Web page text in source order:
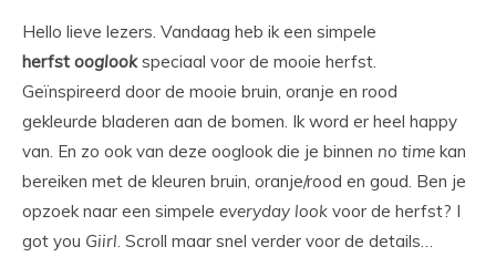
Hello lieve lezers. Vandaag heb ik een simpele
herfst ooglookspeciaal voor de mooie herfst.
Geïnspireerd door de mooie bruin, oranje en rood
gekleurde bladeren aan de bomen. Ik word er heel happy
van. En zo ook van deze ooglook die je binnen no time kan
bereiken met de kleuren bruin, oranje/rood en goud. Ben je
opzoek naar een simpele everyday look voor de herfst? I
got you Giirl. Scroll maar snel verder voor de details…